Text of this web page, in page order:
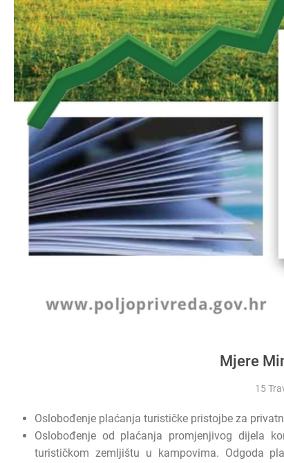
Mjere
15
Oslobođenje plaćanja turističke pristojbe za
Oslobođenje od plaćanja promjenjivog dijela
turističkom zemljištu u kampovima. Odgoda